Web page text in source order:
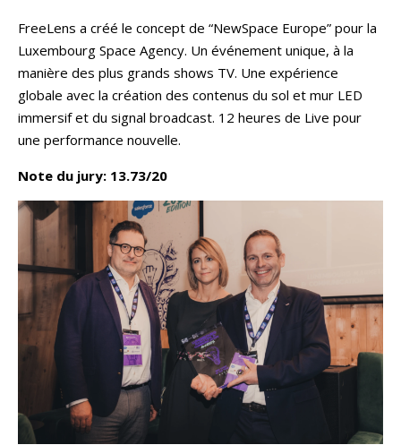
FreeLens a créé le concept de “NewSpace Europe” pour la
Luxembourg Space Agency. Un événement unique, à la
manière des plus grands shows TV. Une expérience
globale avec la création des contenus du sol et mur LED
immersif et du signal broadcast. 12 heures de Live pour
une performance nouvelle.
Note du jury: 13.73/20